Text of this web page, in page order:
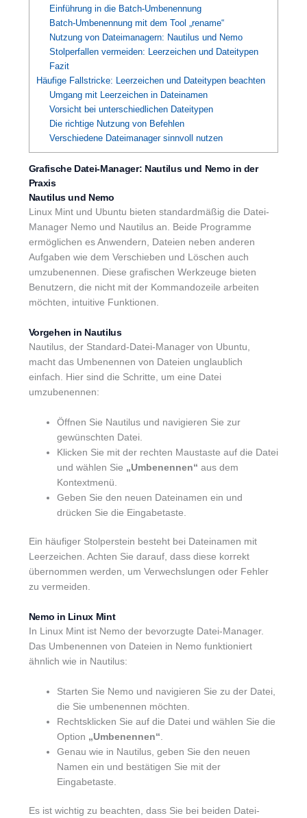
Einführung in die Batch-Umbenennung
Batch-Umbenennung mit dem Tool „rename“
Nutzung von Dateimanagern: Nautilus und Nemo
Stolperfallen vermeiden: Leerzeichen und Dateitypen
Fazit
Häufige Fallstricke: Leerzeichen und Dateitypen beachten
Umgang mit Leerzeichen in Dateinamen
Vorsicht bei unterschiedlichen Dateitypen
Die richtige Nutzung von Befehlen
Verschiedene Dateimanager sinnvoll nutzen
Grafische Datei-Manager: Nautilus und Nemo in der
Praxis
Nautilus und Nemo
Linux Mint und Ubuntu bieten standardmäßig die Datei-
Manager Nemo und Nautilus an. Beide Programme
ermöglichen es Anwendern, Dateien neben anderen
Aufgaben wie dem Verschieben und Löschen auch
umzubenennen. Diese grafischen Werkzeuge bieten
Benutzern, die nicht mit der Kommandozeile arbeiten
möchten, intuitive Funktionen.
Vorgehen in Nautilus
Nautilus, der Standard-Datei-Manager von Ubuntu,
macht das Umbenennen von Dateien unglaublich
einfach. Hier sind die Schritte, um eine Datei
umzubenennen:
Öffnen Sie Nautilus und navigieren Sie zur
gewünschten Datei.
Klicken Sie mit der rechten Maustaste auf die Datei
und wählen Sie „Umbenennen“ aus dem
Kontextmenü.
Geben Sie den neuen Dateinamen ein und
drücken Sie die Eingabetaste.
Ein häufiger Stolperstein besteht bei Dateinamen mit
Leerzeichen. Achten Sie darauf, dass diese korrekt
übernommen werden, um Verwechslungen oder Fehler
zu vermeiden.
Nemo in Linux Mint
In Linux Mint ist Nemo der bevorzugte Datei-Manager.
Das Umbenennen von Dateien in Nemo funktioniert
ähnlich wie in Nautilus:
Starten Sie Nemo und navigieren Sie zu der Datei,
die Sie umbenennen möchten.
Rechtsklicken Sie auf die Datei und wählen Sie die
Option „Umbenennen“
Genau wie in Nautilus, geben Sie den neuen
Namen ein und bestätigen Sie mit der
Eingabetaste.
Es ist wichtig zu beachten, dass Sie bei beiden Datei-